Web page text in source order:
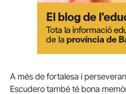
A més de fortalesa i
Escudero també té bona